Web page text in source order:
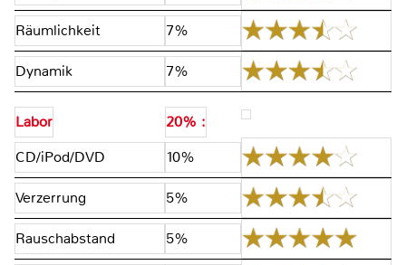
Räumlichkeit 7%
Dynamik 7%
Labor
20% :
CD/iPod/DVD
10%
Verzerrung 5%
Rauschabstand 5%